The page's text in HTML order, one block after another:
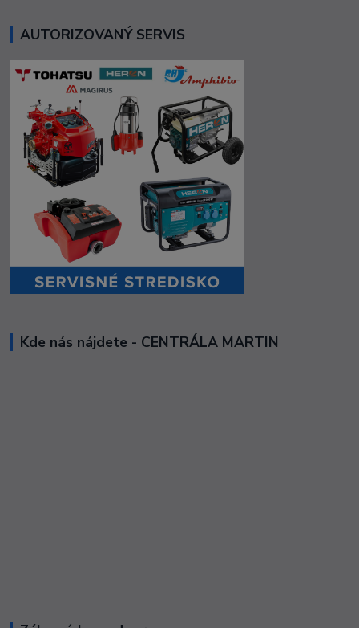
AUTORIZOVANÝ SERVIS
Kde nás nájdete - CENTRÁLA MARTIN